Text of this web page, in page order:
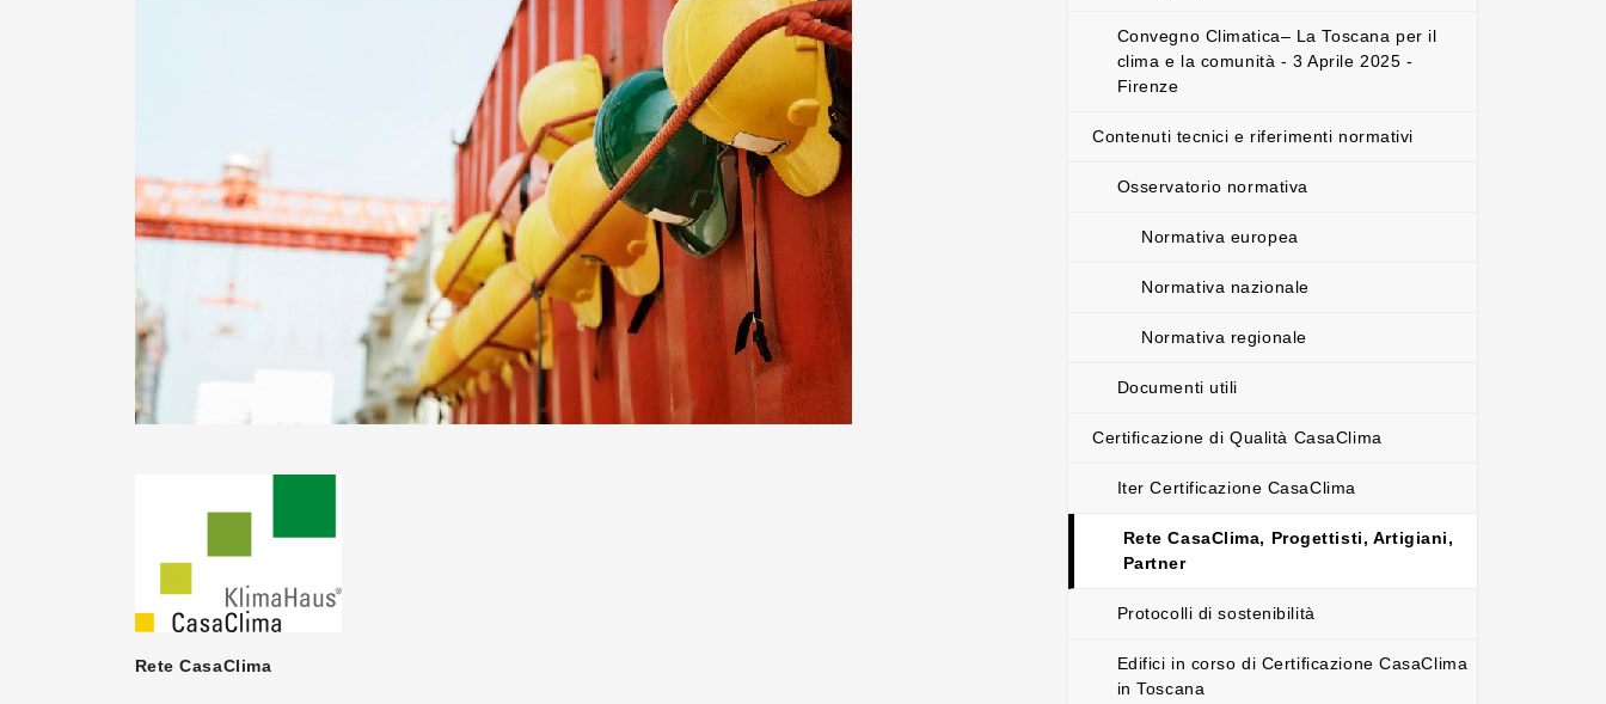
Rete CasaClima
Convegno Climatica– La Toscana per il
clima e la comunità - 3 Aprile 2025 -
Firenze
Contenuti tecnici e riferimenti normativi
Osservatorio normativa
Normativa europea
Normativa nazionale
Normativa regionale
Documenti utili
Certificazione di Qualità CasaClima
Iter Certificazione CasaClima
Rete CasaClima, Progettisti, Artigiani,
Partner
Protocolli di sostenibilità
Edifici in corso di Certificazione CasaClima
in Toscana